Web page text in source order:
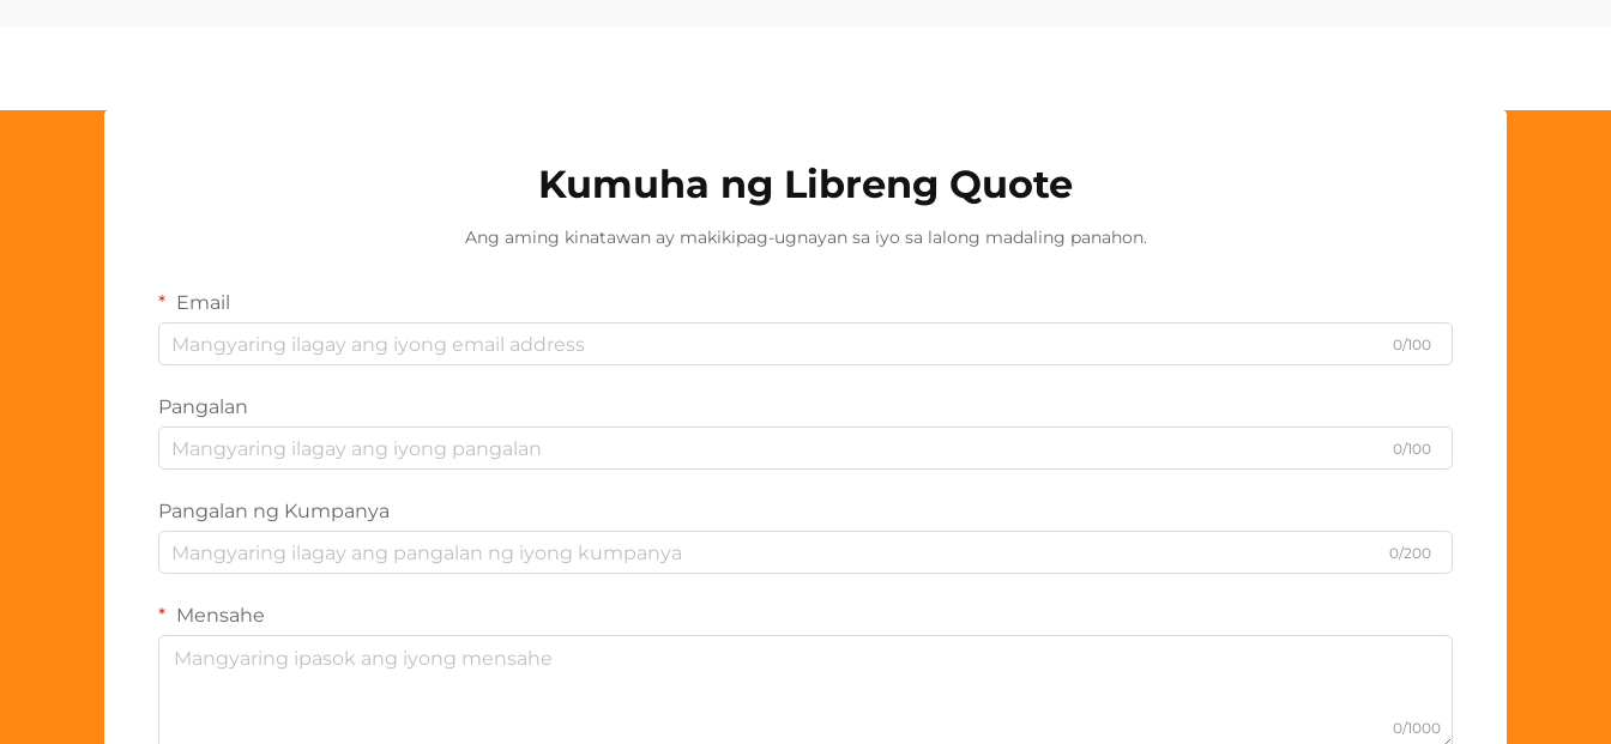
Kumuha ng Libreng Quote
Ang aming kinatawan ay makikipag-ugnayan sa iyo sa lalong madaling panahon.
Email
0/100
Pangalan
0/100
Pangalan ng Kumpanya
0/200
Mensahe
0/1000